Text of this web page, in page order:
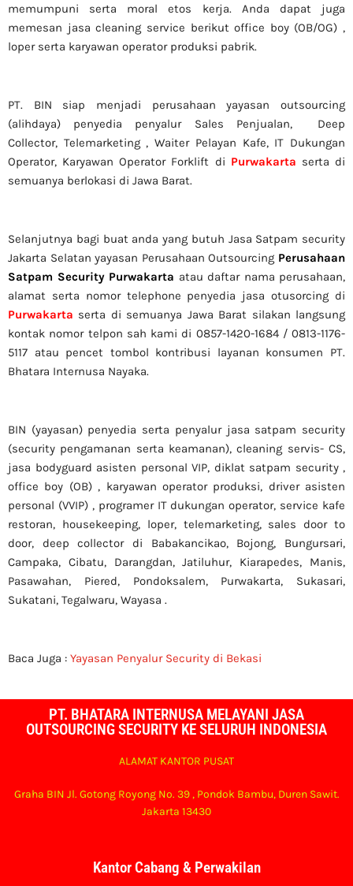
memumpuni serta moral etos kerja. Anda dapat juga
memesan jasa cleaning service berikut office boy (OB/OG) ,
loper serta karyawan operator produksi pabrik.
PT. BIN siap menjadi perusahaan yayasan outsourcing
(alihdaya) penyedia penyalur Sales Penjualan, Deep
Collector, Telemarketing , Waiter Pelayan Kafe, IT Dukungan
Operator, Karyawan Operator Forklift di Purwakarta serta di
semuanya berlokasi di Jawa Barat.
Selanjutnya bagi buat anda yang butuh Jasa Satpam security
Jakarta Selatan yayasan Perusahaan Outsourcing Perusahaan
Satpam Security Purwakarta atau daftar nama perusahaan,
alamat serta nomor telephone penyedia jasa otusorcing di
Purwakarta serta di semuanya Jawa Barat silakan langsung
kontak nomor telpon sah kami di 0857-1420-1684 / 0813-1176-
5117 atau pencet tombol kontribusi layanan konsumen PT.
Bhatara Internusa Nayaka.
BIN (yayasan) penyedia serta penyalur jasa satpam security
(security pengamanan serta keamanan), cleaning servis- CS,
jasa bodyguard asisten personal VIP, diklat satpam security ,
office boy (OB) , karyawan operator produksi, driver asisten
personal (VVIP) , programer IT dukungan operator, service kafe
restoran, housekeeping, loper, telemarketing, sales door to
door, deep collector di Babakancikao, Bojong, Bungursari,
Campaka, Cibatu, Darangdan, Jatiluhur, Kiarapedes, Manis,
Pasawahan, Piered, Pondoksalem, Purwakarta, Sukasari,
Sukatani, Tegalwaru, Wayasa .
Baca Juga : Yayasan Penyalur Security di Bekasi
PT. BHATARA INTERNUSA MELAYANI JASA
OUTSOURCING SECURITY KE SELURUH INDONESIA
ALAMAT KANTOR PUSAT
Graha BIN Jl. Gotong Royong No. 39 , Pondok Bambu, Duren Sawit.
Jakarta 13430
Kantor Cabang & Perwakilan